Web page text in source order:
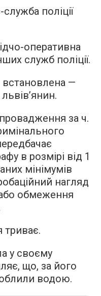
поліції
оперативна
служб поліції.
—
за ч.
в розмірі від 1
мінімумів
нагляд
або обмеження
триває.
у своєму
що, за його
водою.